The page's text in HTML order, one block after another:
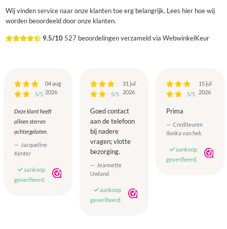
Wij vinden service naar onze klanten toe erg belangrijk. Lees hier hoe wij
worden beoordeeld door onze klanten.
9.5/10 527 beoordelingen verzameld via WebwinkelKeur
5/5
04 aug
2026
Deze klant heeft
alleen sterren
achtergelaten.
Jacqueline
Kenter
aankoop
geverifieerd.
5/5
31 jul
2026
Goed contact
aan de telefoon
bij nadere
vragen; vlotte
bezorging.
Jeannette
Uwland
aankoop
geverifieerd.
5/5
15 jul
2026
Prima
Crediteuren
Ilonka van hek
aankoop
geverifieerd.